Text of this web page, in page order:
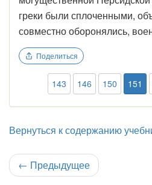
греки были сплоченными,
совместно оборонялись,
Поделиться
143 146 150 151
Вернуться к содержанию
← Предыдущее